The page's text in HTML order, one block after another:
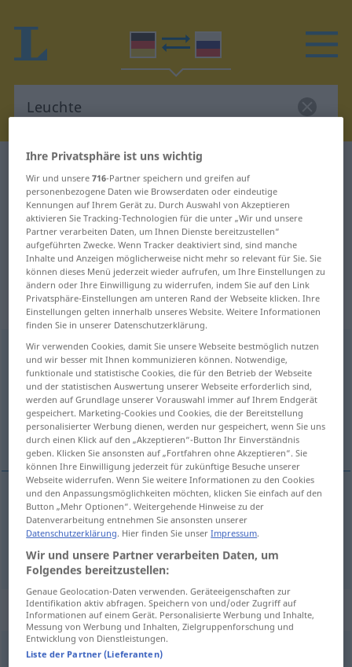
Deutsch-Russisch Wörterbuch
Deutsch-Russisch Übersetzung für
"Leuchte"
"Leuchte" Russisch Übersetzung
„Leuchte“: feminin
Leuchtef
Übersicht aller Übersetzungen
(Für mehr Details die Übersetzung anklicken/antippen)
лампа, светило
лампа Leuchte
светило FIG Leuchte
Synonyme für "Leuchte"
Licht,Lampe
Ihre Privatsphäre ist uns wichtig
Wir und unsere716-Partner speichern und greifen auf
personenbezogene Daten wie Browserdaten oder eindeutige
Kennungen auf Ihrem Gerät zu. Durch Auswahl von Akzeptieren
aktivieren Sie Tracking-Technologien für die unter „Wir und unsere
Partner verarbeiten Daten, um Ihnen Dienste bereitzustellen“
aufgeführten Zwecke. Wenn Tracker deaktiviert sind, sind manche
Inhalte und Anzeigen möglicherweise nicht mehr so relevant für Sie. Sie
können dieses Menü jederzeit wieder aufrufen, um Ihre Einstellungen zu
ändern oder Ihre Einwilligung zu widerrufen, indem Sie auf den Link
Privatsphäre-Einstellungen am unteren Rand der Webseite klicken. Ihre
Einstellungen gelten innerhalb unseres Website. Weitere Informationen
finden Sie in unserer Datenschutzerklärung.
Wir verwenden Cookies, damit Sie unsere Webseite bestmöglich nutzen
und wir besser mit Ihnen kommunizieren können. Notwendige,
funktionale und statistische Cookies, die für den Betrieb der Webseite
und der statistischen Auswertung unserer Webseite erforderlich sind,
werden auf Grundlage unserer Vorauswahl immer auf Ihrem Endgerät
gespeichert. Marketing-Cookies und Cookies, die der Bereitstellung
personalisierter Werbung dienen, werden nur gespeichert, wenn Sie uns
durch einen Klick auf den „Akzeptieren“-Button Ihr Einverständnis
geben. Klicken Sie ansonsten auf „Fortfahren ohne Akzeptieren“. Sie
können Ihre Einwilligung jederzeit für zukünftige Besuche unserer
Webseite widerrufen. Wenn Sie weitere Informationen zu den Cookies
und den Anpassungsmöglichkeiten möchten, klicken Sie einfach auf den
Button „Mehr Optionen“. Weitergehende Hinweise zu der
Datenverarbeitung entnehmen Sie ansonsten unserer
Datenschutzerklärung. Hier finden Sie unserImpressum.
Wir und unsere Partner verarbeiten Daten, um
Folgendes bereitzustellen:
Genaue Geolocation-Daten verwenden. Geräteeigenschaften zur
Identifikation aktiv abfragen. Speichern von und/oder Zugriff auf
Informationen auf einem Gerät. Personalisierte Werbung und Inhalte,
Messung von Werbung und Inhalten, Zielgruppenforschung und
Entwicklung von Dienstleistungen.
Liste der Partner (Lieferanten)